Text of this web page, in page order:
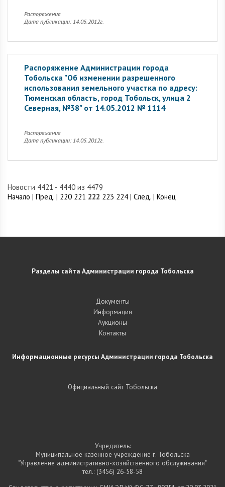
Распоряжения
Дата публикации: 14.05.2012г.
Распоряжение Администрации города
Тобольска "Об изменении разрешенного
использования земельного участка по адресу:
Тюменская область, город Тобольск, улица 2
Северная, №38" от 14.05.2012 № 1114
Распоряжения
Дата публикации: 14.05.2012г.
Новости 4421 - 4440 из 4479
Начало | Пред. | 220 221 222 223 224 | След. | Конец
Разделы сайта Администрации города Тобольска
Документы
Информация
Аукционы
Контакты
Информационные ресурсы Администрации города Тобольска
Официальный сайт Тобольска
Учредитель:
Муниципальное казенное учреждение г. Тобольска
"Управление административно-хозяйственного обслуживания"
тел.: (3456) 26-58-58